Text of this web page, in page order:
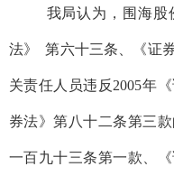
我局认为， 围海股
法》 第六十三条、 《证
关责任人员违反2005年
券法》第八十二条第三
一百九十三条第一款、